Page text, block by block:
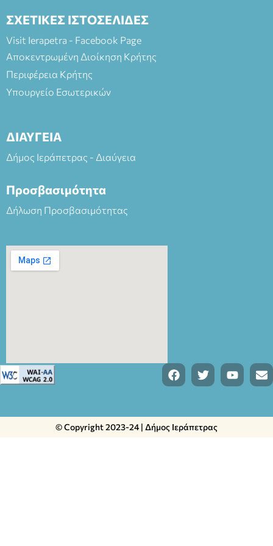
ΣΧΕΤΙΚΕΣ ΙΣΤΟΣΕΛΙΔΕΣ
Visit Ierapetra - Facebook Page
Αποκεντρωμένη Διοίκηση Κρήτης
Περιφέρεια Κρήτης
Υπουργείο Εσωτερικών
ΔΙΑΥΓΕΙΑ
Δήμος Ιεράπετρας - Διαύγεια
Προσβασιμότητα
Δήλωση Προσβασιμότητας
© Copyright 2023-24 | Δήμος Ιεράπετρας